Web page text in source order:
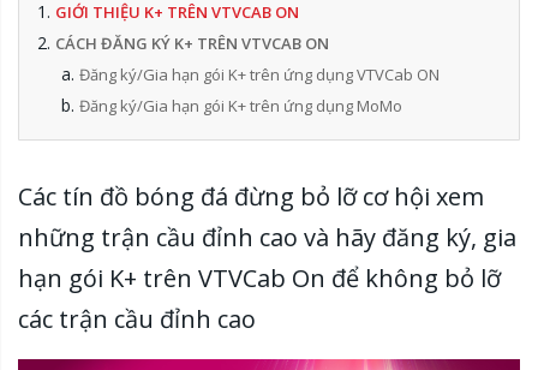
GIỚI THIỆU K+ TRÊN VTVCAB ON
CÁCH ĐĂNG KÝ K+ TRÊN VTVCAB ON
Đăng ký/Gia hạn gói K+ trên ứng dụng VTVCab ON
Đăng ký/Gia hạn gói K+ trên ứng dụng MoMo
Các tín đồ bóng đá đừng bỏ lỡ cơ hội xem
những trận cầu đỉnh cao và hãy đăng ký, gia
hạn gói K+ trên VTVCab On để không bỏ lỡ
các trận cầu đỉnh cao